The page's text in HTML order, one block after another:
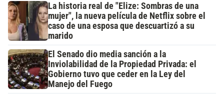
La historia real de "Elize: Sombras de una
mujer", la nueva película de Netflix sobre el
caso de una esposa que descuartizó a su
marido
El Senado dio media sanción a la
Inviolabilidad de la Propiedad Privada: el
Gobierno tuvo que ceder en la Ley del
Manejo del Fuego